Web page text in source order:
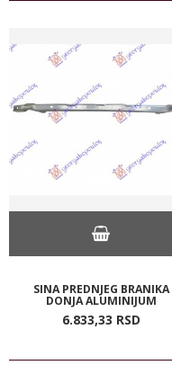
SINA PREDNJEG BRANIKA
DONJA ALUMINIJUM
6.833,33 RSD